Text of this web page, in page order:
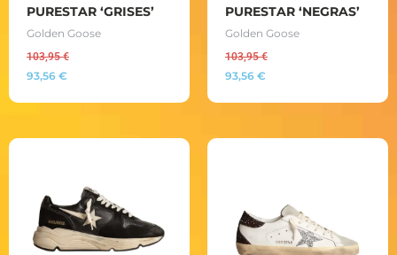
PURESTAR ‘GRISES’
Golden Goose
103,95€
93,56 €
PURESTAR ‘NEGRAS’
Golden Goose
103,95€
93,56 €